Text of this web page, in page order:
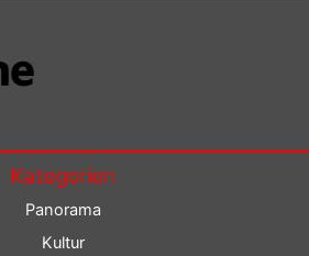
Kategorien
Panorama
Kultur